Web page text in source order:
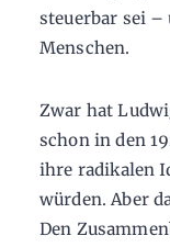
steuerbar sei
Menschen.
Zwar hat
schon in den
ihre radikalen
würden. Aber
Den